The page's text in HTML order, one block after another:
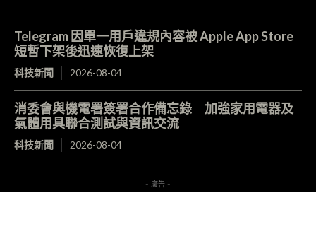
Telegram 因單一用戶違規內容被 Apple App Store
短暫下架後迅速恢復上架
科技新聞 2026-08-04
消委會與機電署簽署合作備忘錄 加強家用電器及
氣體用具聯合測試與資訊交流
科技新聞 2026-08-04
- 廣告 -